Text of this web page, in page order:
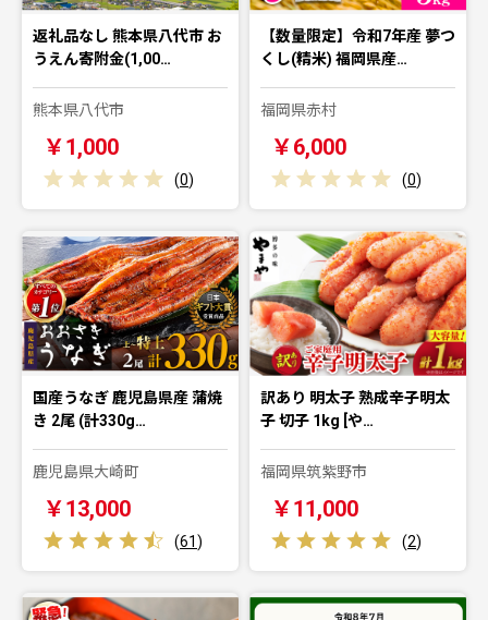
返礼品なし 熊本県八代市 お
うえん寄附金(1,00…
熊本県八代市
￥1,000
(0)
【数量限定】令和7年産 夢つ
くし(精米) 福岡県産…
福岡県赤村
￥6,000
(0)
国産うなぎ 鹿児島県産 蒲焼
き 2尾 (計330g…
鹿児島県大崎町
￥13,000
(61)
訳あり 明太子 熟成辛子明太
子 切子 1kg [や…
福岡県筑紫野市
￥11,000
(2)